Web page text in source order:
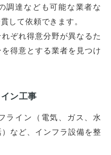
調達なども可能な業者な
して依頼できます。
ぞれ得意分野が異なるた
得意とする業者を見つけ
ン工事
ライン（電気、ガス、水
など、インフラ設備を整